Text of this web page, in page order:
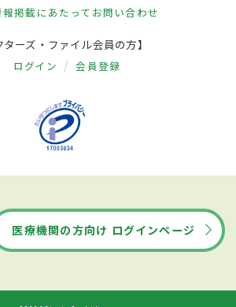
報掲載にあたって お問い合わせ
ターズ・ファイル会員の方】
ログイン 会員登録
医療機関の方向け ログインページ